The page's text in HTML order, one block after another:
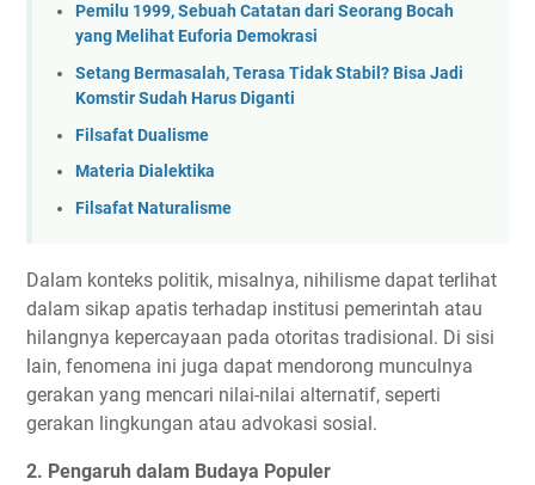
Pemilu 1999, Sebuah Catatan dari Seorang Bocah
yang Melihat Euforia Demokrasi
Setang Bermasalah, Terasa Tidak Stabil? Bisa Jadi
Komstir Sudah Harus Diganti
Filsafat Dualisme
Materia Dialektika
Filsafat Naturalisme
Dalam konteks politik, misalnya, nihilisme dapat terlihat
dalam sikap apatis terhadap institusi pemerintah atau
hilangnya kepercayaan pada otoritas tradisional. Di sisi
lain, fenomena ini juga dapat mendorong munculnya
gerakan yang mencari nilai-nilai alternatif, seperti
gerakan lingkungan atau advokasi sosial.
2. Pengaruh dalam Budaya Populer